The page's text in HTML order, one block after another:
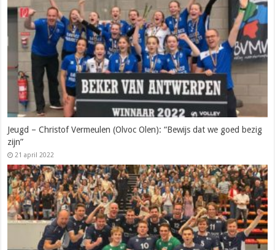
Jeugd – Christof Vermeulen (Olvoc Olen): “Bewijs dat we goed bezig
zijn”
21 april 2022